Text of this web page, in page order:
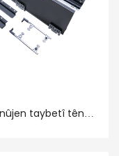
taybetî têne
kirin